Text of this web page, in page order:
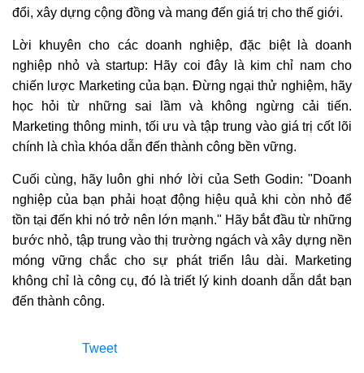
đổi, xây dựng cộng đồng và mang đến giá trị cho thế giới.
Lời khuyên cho các doanh nghiệp, đặc biệt là doanh
nghiệp nhỏ và startup: Hãy coi đây là kim chỉ nam cho
chiến lược Marketing của bạn. Đừng ngại thử nghiệm, hãy
học hỏi từ những sai lầm và không ngừng cải tiến.
Marketing thông minh, tối ưu và tập trung vào giá trị cốt lõi
chính là chìa khóa dẫn đến thành công bền vững.
Cuối cùng, hãy luôn ghi nhớ lời của Seth Godin: "Doanh
nghiệp của bạn phải hoạt động hiệu quả khi còn nhỏ để
tồn tại đến khi nó trở nên lớn mạnh." Hãy bắt đầu từ những
bước nhỏ, tập trung vào thị trường ngách và xây dựng nền
móng vững chắc cho sự phát triển lâu dài. Marketing
không chỉ là công cụ, đó là triết lý kinh doanh dẫn dắt bạn
đến thành công.
Tweet